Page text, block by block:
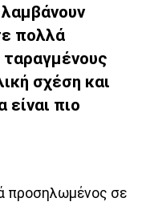
πολλά
ταραγμένους
σχέση και
είναι πιο
προσηλωμένος σε